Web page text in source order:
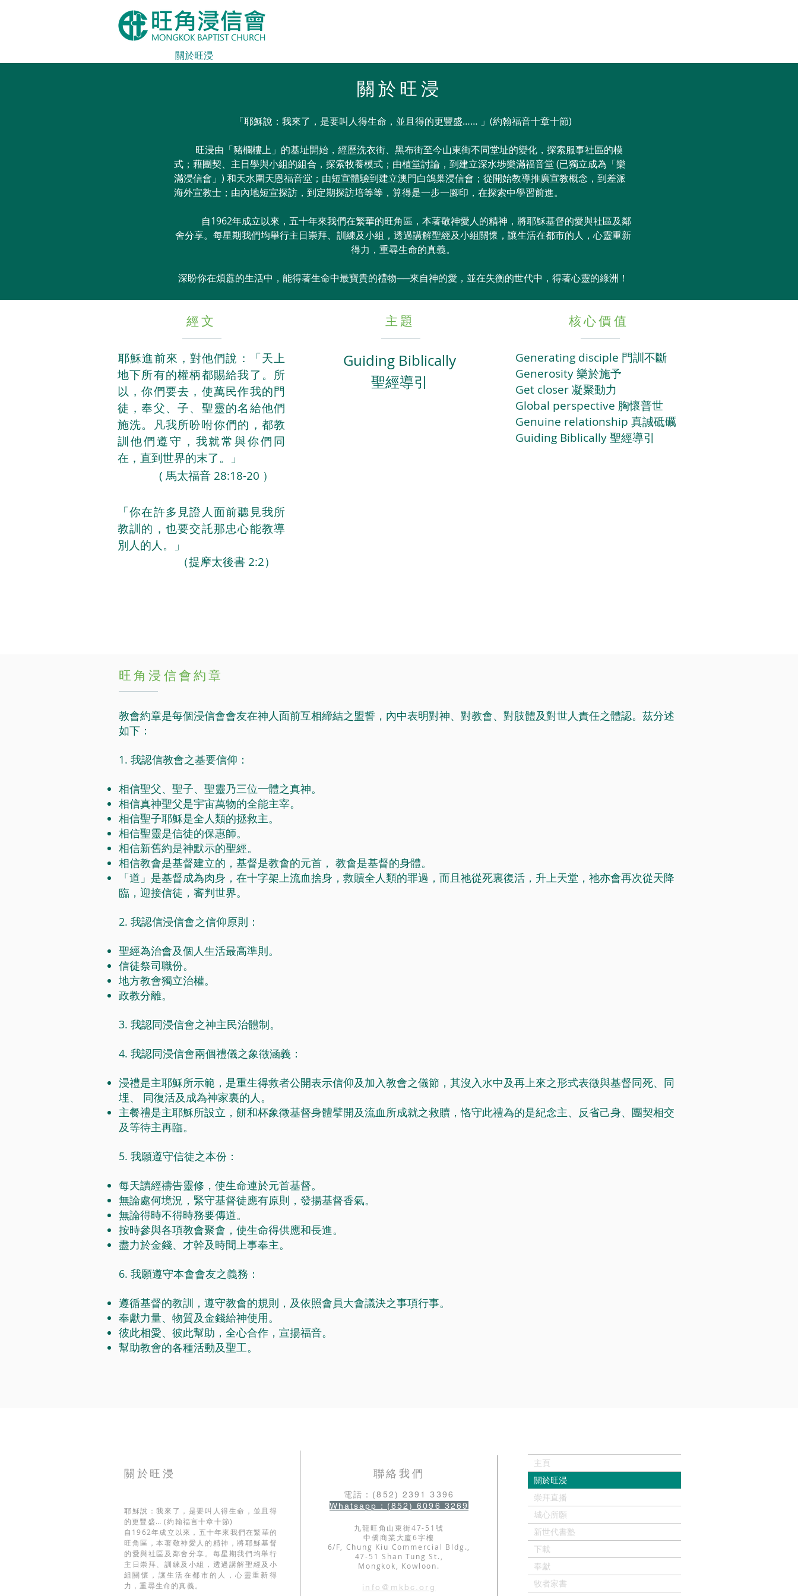
關於旺浸
關於旺浸
「耶穌說：我來了，是要叫人得生命，並且得的更豐盛…… 」(約翰福音十章十節)
旺浸由「豬欄樓上」的基址開始，經歷洗衣街、黑布街至今山東街不同堂址的變化，探索服事社區的模
式；藉團契、主日學與小組的組合，探索牧養模式；由植堂討論，到建立深水埗樂滿福音堂 (已獨立成為「樂
滿浸信會」) 和天水圍天恩福音堂；由短宣體驗到建立澳門白鴿巢浸信會；從開始教導推廣宣教概念，到差派
海外宣教士；由內地短宣探訪，到定期探訪培等等，算得是一步一腳印，在探索中學習前進。
自1962年成立以來，五十年來我們在繁華的旺角區，本著敬神愛人的精神，將耶穌基督的愛與社區及鄰
舍分享。每星期我們均舉行主日崇拜、訓練及小組，透過講解聖經及小組關懷，讓生活在都市的人，心靈重新
得力，重尋生命的真義。
​深盼你在煩囂的生活中，能得著生命中最寶貴的禮物──來自神的愛，並在失衡的世代中，得著心靈的綠洲！
​經文
​耶穌進前來，對他們說：「天上
地下所有的權柄都賜給我了。所
以，你們要去，使萬民作我的門
徒，奉父、子、聖靈的名給他們
施洗。凡我所吩咐你們的，都教
訓他們遵守，我就常與你們同
在，直到世界的末了。」
( 馬太福音 28:18-20 ）
「你在許多見證人面前聽見我所
教訓的，也要交託那忠心能教導
別人的人。」
（提摩太後書 2:2）
主題
Guiding Biblically
聖經導引
核心價值
Generating disciple 門訓不斷
Generosity 樂於施予
Get closer 凝聚動力
Global perspective 胸懷普世
Genuine relationship 真誠砥礪
Guiding Biblically 聖經導引
旺角浸信會約章
教會約章是每個浸信會會友在神人面前互相締結之盟誓，內中表明對神、對教會、對肢體及對世人責任之體認。茲分述
如下：
1. 我認信教會之基要信仰：
相信聖父、聖子、聖靈乃三位一體之真神。
相信真神聖父是宇宙萬物的全能主宰。
相信聖子耶穌是全人類的拯救主。
相信聖靈是信徒的保惠師。
相信新舊約是神默示的聖經。
相信教會是基督建立的，基督是教會的元首， 教會是基督的身體。
「道」是基督成為肉身，在十字架上流血捨身，救贖全人類的罪過，而且祂從死裏復活，升上天堂，祂亦會再次從天降
臨，迎接信徒，審判世界。
2. 我認信浸信會之信仰原則：
聖經為治會及個人生活最高準則。
信徒祭司職份。
地方教會獨立治權。
政教分離。
3. 我認同浸信會之神主民治體制。
4. 我認同浸信會兩個禮儀之象徵涵義：
浸禮是主耶穌所示範，是重生得救者公開表示信仰及加入教會之儀節，其沒入水中及再上來之形式表徵與基督同死、同
埋、 同復活及成為神家裏的人。
主餐禮是主耶穌所設立，餅和杯象徵基督身體擘開及流血所成就之救贖，恪守此禮為的是紀念主、反省己身、團契相交
及等待主再臨。
5. 我願遵守信徒之本份：
每天讀經禱告靈修，使生命連於元首基督。
無論處何境況，緊守基督徒應有原則，發揚基督香氣。
無論得時不得時務要傳道。
按時參與各項教會聚會，使生命得供應和長進。
盡力於金錢、才幹及時間上事奉主。
6. 我願遵守本會會友之義務：
遵循基督的教訓，遵守教會的規則，及依照會員大會議決之事項行事。
奉獻力量、物質及金錢給神使用。
彼此相愛、彼此幫助，全心合作，宣揚福音。
幫助教會的各種活動及聖工。
關於旺浸
耶穌說：我來了，是要叫人得生命，並且得
的更豐盛… (約翰福言十章十節)
自1962年成立以來，五十年來我們在繁華的
旺角區，本著敬神愛人的精神，將耶穌基督
的愛與社區及鄰舍分享。每星期我們均舉行
主日崇拜、訓練及小組，透過講解聖經及小
組關懷，讓生活在都市的人，心靈重新得
力，重尋生命的真義。
​聯絡我們
電話：(852) 2391 3396
Whatsapp：(852) 6096 3269
九龍旺角山東街47-51號
中僑商業大廈6字樓
6/F, Chung Kiu Commercial Bldg.,
47-51 Shan Tung St.,
Mongkok, Kowloon.
info@mkbc.org
主頁
關於旺浸
崇拜直播
城心所願
新世代書塾
下載
奉獻
牧者家書